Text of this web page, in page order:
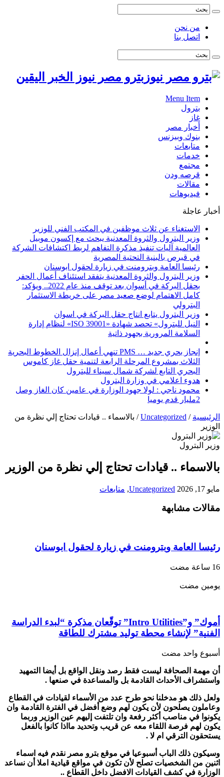
من نحن
اتصل بنا
بترو مصر نيوز الخبر اليقين
Menu Item
بترول
غاز
أخبار مصر
بنوك وبيزنس
متابعات
خدمات
مجتمع
قرصه ودن
مقالات
فيديوهات
أخبار عاجلة
الاستغناء عن ثلاث موظفين في المكتب الفني للوزير
وزير البترول والثروة المعدنية يبحث مع إكسون موبيل
العالمية آليات تنفيذ مذكرة التفاهم لربط اكتشافات الشركة
في قبرص بالبنية التحتية المصرية
رئيسا العامة وبترومنت في زيارة لحقول ابوسنان
وزير البترول والثروة المعدنية يتفقد استئناف أعمال الحفر
بحقل البركة في أسوان بعد توقف منذ عام 2022.. ويؤكد:
كامل الاهتمام لوضع صعيد مصر على خريطة الاستثمار
البترولي
وزير البترول يتابع انتاج حقل البركة في اسوان
النيل للبترول» تحصد شهادة «ISO 39001» لنظام إدارة
السلامة المرورية بجهود ذاتية
إنجاز بحري جديد … PMS تنهي أعمال إنزال الخطوط البحرية
الثلاث بمشروع المرحلة الرابعة لتنمية حقل غاز كاموس
البحري التابع لشركة شمال سيناء للبترول
هدوء اعلامي في وزارة البترول
محمود ناجي : لولا جهود الوزارة في عامين كان الغاز وصل
2مليار قدم يوميا
الرئيسية /
Uncategorized
/ بالاسماء .. قيادات تحتاج إلي نظرة من
الوزير
وزير البترول
بالاسماء .. قيادات تحتاج إلي نظرة من الوزير
مايو 17, 2026 Uncategorized
, متابعات
مقالات مشابهة
رئيسا العامة وبترومنت في زيارة لحقول ابوسنان
‏يومين مضت
أموك” و”Intro Utilities” توقّعان مذكرة “لبدء الدراسة
الفنية” لإنشاء محطة توليد مشترك للطاقة
‏أسبوع واحد مضت
أن مهمة الصحافة ليست فقط رصد ونقل الواقع بل أيضا التمهيد
واستشراف الأحداث القادمة بل والمساعدة في صنعها .
ولعل ذلك هو مدخلنا نحو طرح عدد من الأسماء لقيادات في القطاع
وعاملون يصلحون لأن يكون لهم وضع أفضل في الفترة القادمة وان
يكونوا في مناصب أكثر رفعة وان تلتفت إليهم عين الوزير وربما
يكون لهم فرصة اللقاء معه عن قريب وتحديد مااذا كانوا بالفعل
يستحقون الترقي ام لا .
وسيكون ذلك الباب أسبوعيا في موقع بترو مصر نقدم فيه اسماء
اثنين من الشخصيات تصلح لأن تكون في مواقع قيادية املا أن نساعد
الوزارة في كشف القيادات الافضل داخل القطاع ..